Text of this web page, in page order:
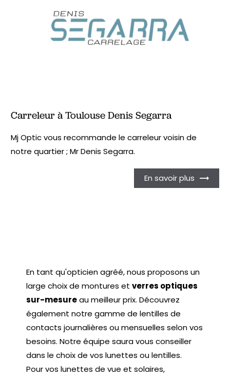
Carreleur à Toulouse Denis Segarra
Mj Optic vous recommande le carreleur voisin de
notre quartier ; Mr Denis Segarra.
En savoir plus
En tant qu'opticien agréé, nous proposons un
large choix de montures etverres optiques
sur-mesureau meilleur prix. Découvrez
également notre gamme de lentilles de
contacts journalières ou mensuelles selon vos
besoins. Notre équipe saura vous conseiller
dans le choix de vos lunettes ou lentilles.
Pour vos lunettes de vue et solaires,